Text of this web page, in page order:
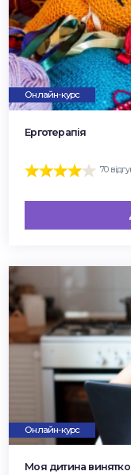
Онлайн-курс
Ерготерапія
70
Онлайн-курс
Моя дитина